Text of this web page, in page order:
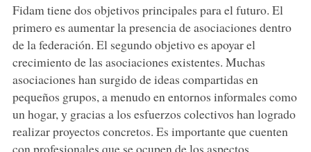
Fidam tiene dos objetivos principales para el futuro. El
primero es aumentar la presencia de asociaciones dentro
de la federación. El segundo objetivo es apoyar el
crecimiento de las asociaciones existentes. Muchas
asociaciones han surgido de ideas compartidas en
pequeños grupos, a menudo en entornos informales como
un hogar, y gracias a los esfuerzos colectivos han logrado
realizar proyectos concretos. Es importante que cuenten
con profesionales que se ocupen de los aspectos